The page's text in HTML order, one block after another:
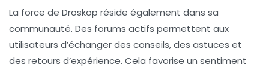
La force de Droskop réside également dans sa
communauté. Des forums actifs permettent aux
utilisateurs d’échanger des conseils, des astuces et
des retours d’expérience. Cela favorise un sentiment